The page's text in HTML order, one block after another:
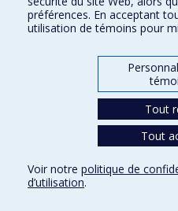
Accessibilité
Conditions d’utilisation
préférences. En acceptant
utilisation de témoins pour
Tout
Tout
Voir notre politique de
d’utilisation.